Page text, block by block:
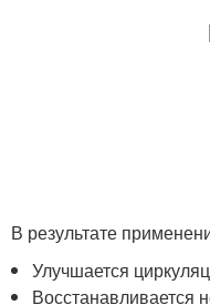
В результате
Улучшается
Восстанавливается